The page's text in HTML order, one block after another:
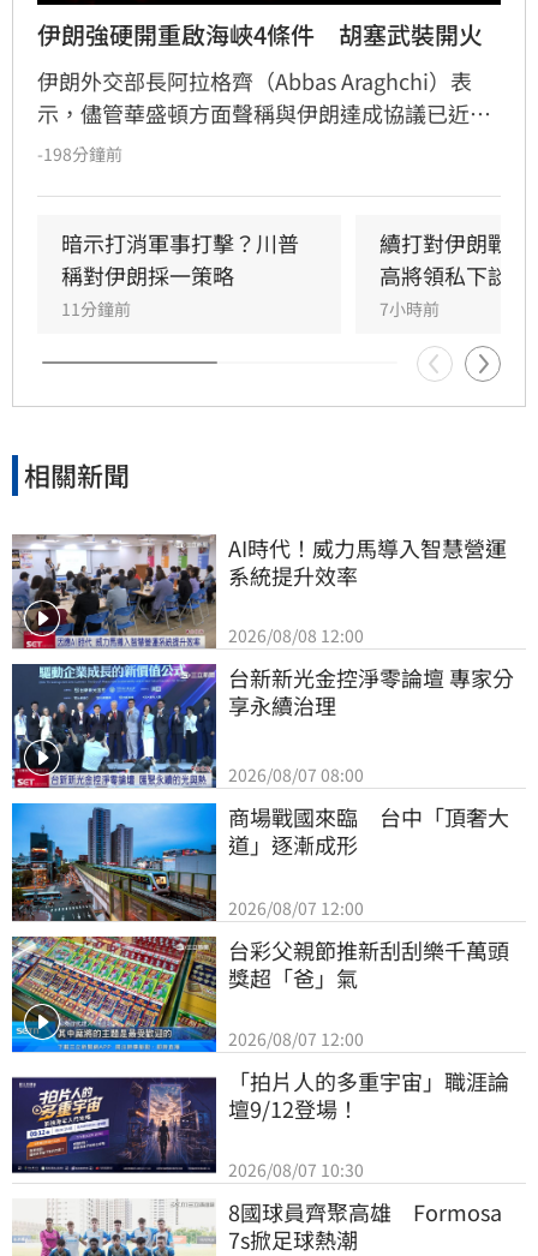
伊朗強硬開重啟海峽4條件　胡塞武裝開火
伊朗外交部長阿拉格齊（Abbas Araghchi）表
示，儘管華盛頓方面聲稱與伊朗達成協議已近在
眼前，但德黑蘭目前並未與美國直接談判，僅透
峽（Strait of Hormuz）能否重啟仍存在極大變
數。與此同時，伊朗支持的葉門準政府及軍事組
織「胡塞武裝」（Houthis）再度攻擊「沙烏地
-198分鐘前
暗示打消軍事打擊？川普
稱對伊朗採一策略
11分鐘前
續打對伊朗戰
高將領私下談退
7小時前
相關新聞
AI時代！威力馬導入智慧營運
系統提升效率
2026/08/08 12:00
台新新光金控淨零論壇 專家分
享永續治理
2026/08/07 08:00
商場戰國來臨　台中「頂奢大
道」逐漸成形
2026/08/07 12:00
台彩父親節推新刮刮樂千萬頭
獎超「爸」氣
2026/08/07 12:00
「拍片人的多重宇宙」職涯論
壇9/12登場！
2026/08/07 10:30
8國球員齊聚高雄　Formosa
7s掀足球熱潮